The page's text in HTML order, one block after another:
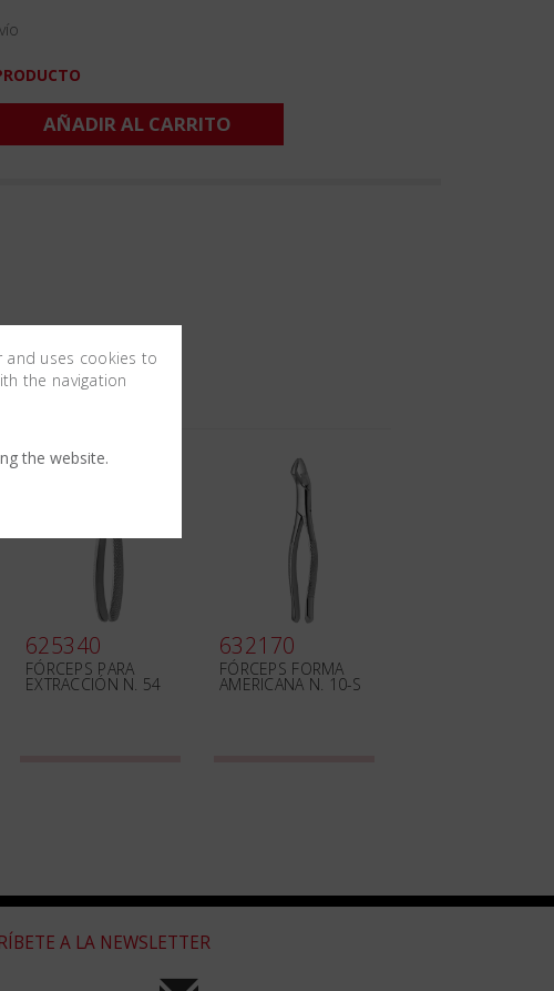
AÑADIR AL CARRITO
625340
FÓRCEPS PARA
EXTRACCIÓN N. 54
632170
FÓRCEPS FORMA
AMERICANA N. 10-S
A LA NEWSLETTER
and uses cookies to
the navigation
the website.